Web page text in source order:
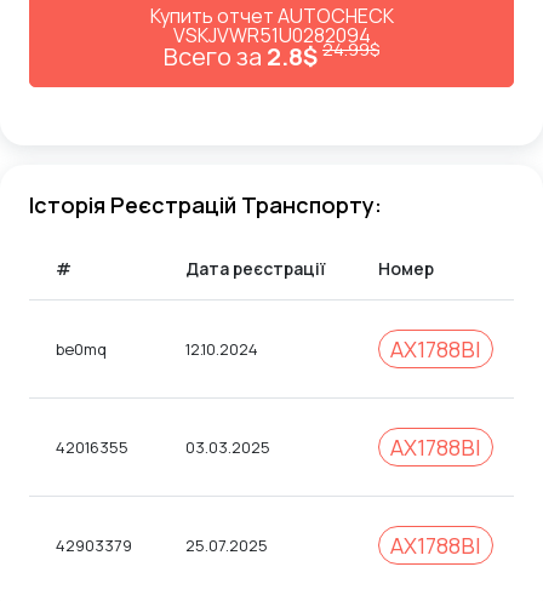
Купить отчет AUTOCHECK
VSKJVWR51U0282094
Всего за 2.8$24.99$
Історія Реєстрацій Транспорту:
# Дата реєстрації Номер
be0mq 12.10.2024 AX1788BI
42016355 03.03.2025 АХ1788ВІ
42903379 25.07.2025 АХ1788ВІ